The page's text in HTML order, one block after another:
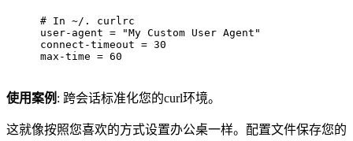
# In ~/. curlrc
user-agent = "My Custom User Agent"
connect-timeout = 30
max-time = 60
使用案例 : 跨会话标准化您的curl环境。
这就像按照您喜欢的方式设置办公桌一样。配置文件保存您的